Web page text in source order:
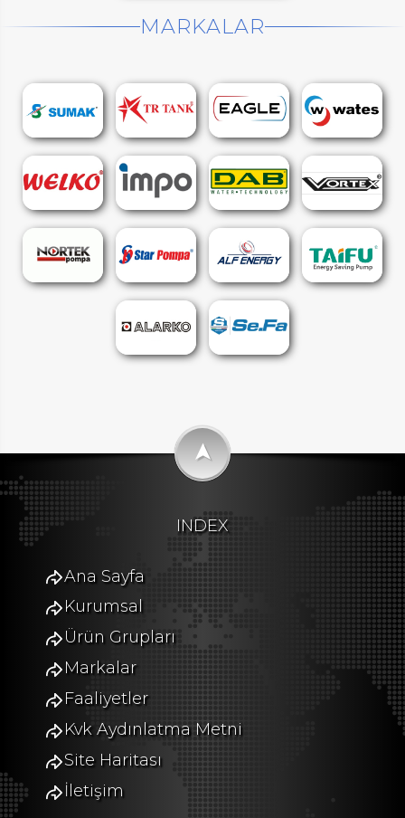
MARKALAR
➤
INDEX
Ana Sayfa
Kurumsal
Ürün Grupları
Markalar
Faaliyetler
Kvk Aydınlatma Metni
Site Haritası
İletişim